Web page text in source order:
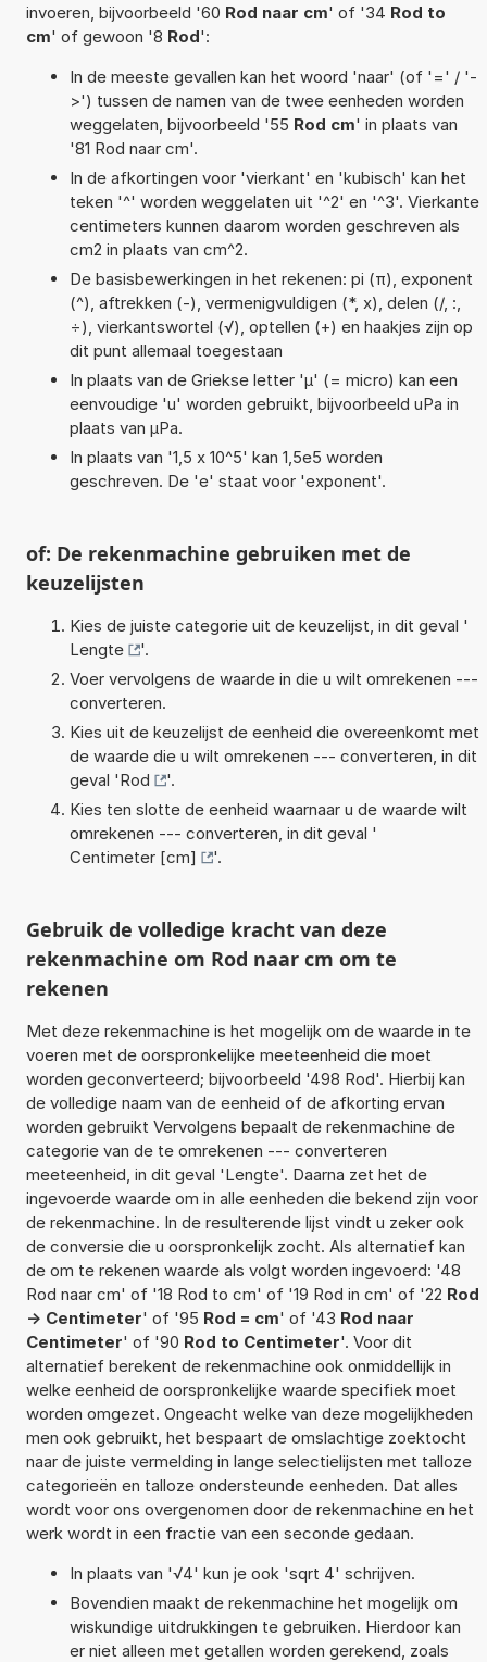
invoeren, bijvoorbeeld '60 Rod naar cm' of '34 Rod to
cm' of gewoon '8 Rod':
In de meeste gevallen kan het woord 'naar' (of '=' / '-
>') tussen de namen van de twee eenheden worden
weggelaten, bijvoorbeeld '55 Rod cm' in plaats van
'81 Rod naar cm'.
In de afkortingen voor 'vierkant' en 'kubisch' kan het
teken '^' worden weggelaten uit '^2' en '^3'. Vierkante
centimeters kunnen daarom worden geschreven als
cm2 in plaats van cm^2.
De basisbewerkingen in het rekenen: pi (π), exponent
(^), aftrekken (-), vermenigvuldigen (*, x), delen (/, :,
÷), vierkantswortel (√), optellen (+) en haakjes zijn op
dit punt allemaal toegestaan
In plaats van de Griekse letter 'µ' (= micro) kan een
eenvoudige 'u' worden gebruikt, bijvoorbeeld uPa in
plaats van µPa.
In plaats van '1,5 x 10^5' kan 1,5e5 worden
geschreven. De 'e' staat voor 'exponent'.
of: De rekenmachine gebruiken met de
keuzelijsten
Kies de juiste categorie uit de keuzelijst, in dit geval '
Lengte
'.
Voer vervolgens de waarde in die u wilt omrekenen ---
converteren.
Kies uit de keuzelijst de eenheid die overeenkomt met
de waarde die u wilt omrekenen --- converteren, in dit
geval 'Rod
'.
Kies ten slotte de eenheid waarnaar u de waarde wilt
omrekenen --- converteren, in dit geval '
Centimeter [cm]
'.
Gebruik de volledige kracht van deze
rekenmachine om Rod naar cm om te
rekenen
Met deze rekenmachine is het mogelijk om de waarde in te
voeren met de oorspronkelijke meeteenheid die moet
worden geconverteerd; bijvoorbeeld '498 Rod'. Hierbij kan
de volledige naam van de eenheid of de afkorting ervan
worden gebruikt Vervolgens bepaalt de rekenmachine de
categorie van de te omrekenen --- converteren
meeteenheid, in dit geval 'Lengte'. Daarna zet het de
ingevoerde waarde om in alle eenheden die bekend zijn voor
de rekenmachine. In de resulterende lijst vindt u zeker ook
de conversie die u oorspronkelijk zocht. Als alternatief kan
de om te rekenen waarde als volgt worden ingevoerd: '48
Rod naar cm' of '18 Rod to cm' of '19 Rod in cm' of '22 Rod
-> Centimeter' of '95 Rod = cm' of '43 Rod naar
Centimeter' of '90 Rod to Centimeter'. Voor dit
alternatief berekent de rekenmachine ook onmiddellijk in
welke eenheid de oorspronkelijke waarde specifiek moet
worden omgezet. Ongeacht welke van deze mogelijkheden
men ook gebruikt, het bespaart de omslachtige zoektocht
naar de juiste vermelding in lange selectielijsten met talloze
categorieën en talloze ondersteunde eenheden. Dat alles
wordt voor ons overgenomen door de rekenmachine en het
werk wordt in een fractie van een seconde gedaan.
In plaats van '√4' kun je ook 'sqrt 4' schrijven.
Bovendien maakt de rekenmachine het mogelijk om
wiskundige uitdrukkingen te gebruiken. Hierdoor kan
er niet alleen met getallen worden gerekend, zoals